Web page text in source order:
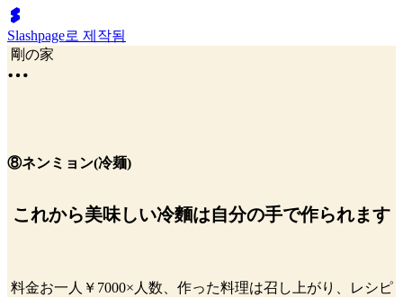
Slashpage로 제작됨
剛の家
⑧ネンミョン(冷麺)
これから美味しい冷麵は自分の手で作られます
料金お一人￥7000×人数、作った料理は召し上がり、レシピ